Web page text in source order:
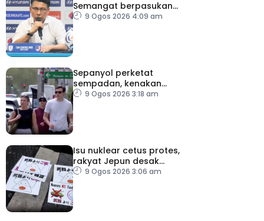
Semangat berpasukan
kunci Harimau Malaya ke
9 Ogos 2026 4:09 am
Sepanyol perketat
sempadan, kenakan
pemeriksaan ketibaan
9 Ogos 2026 3:18 am
Isu nuklear cetus protes,
rakyat Jepun desak
dasar dikaji semula
9 Ogos 2026 3:06 am